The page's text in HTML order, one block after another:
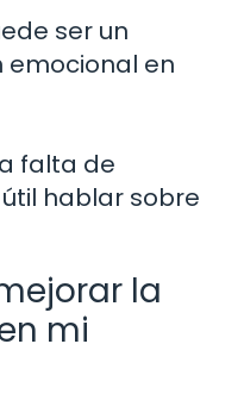
ser un
emocional en
falta de
hablar sobre
la
mi